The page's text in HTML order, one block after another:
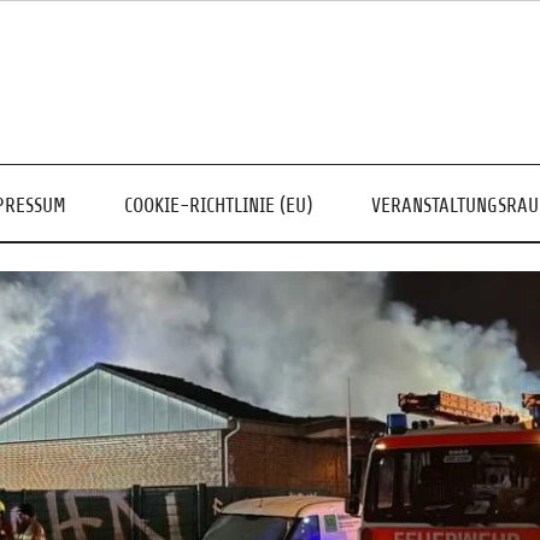
COOKIE-RICHTLINIE (EU)